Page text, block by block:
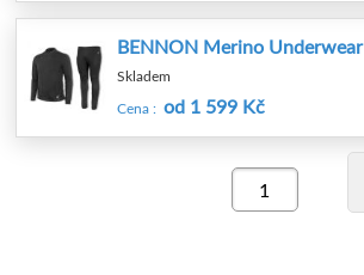
BENNON Merino Underwear
Skladem
Cena : od 1 599 Kč